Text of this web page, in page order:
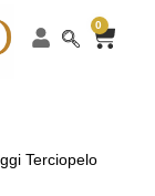
0
Terciopelo